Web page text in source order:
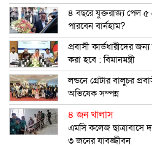
৪ বছরে যুক্তরাজ্য পেল ৫
পারবেন বার্নহাম?
প্রবাসী কার্ডধারীদের
করা হবে : বিমানমন্ত্রী
লন্ডনে গ্রেটার বালুচর
অভিষেক সম্পন্ন
৪ জন খালাস
এমসি কলেজ ছাত্রাবাসে
৩ জনের যাবজ্জীবন